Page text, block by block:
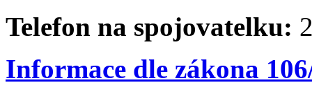
Telefon na spojovatelku:
Informace dle zákona